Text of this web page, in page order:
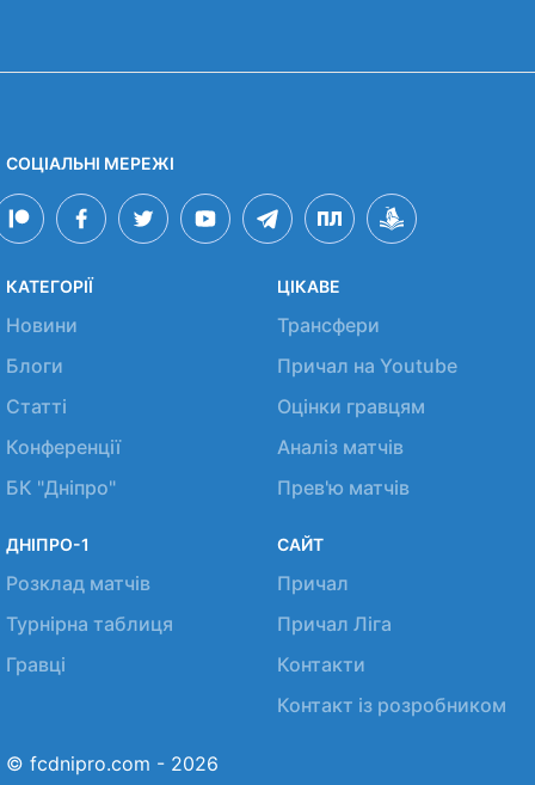
СОЦІАЛЬНІ МЕРЕЖІ
КАТЕГОРІЇ
Новини
Блоги
Статті
Конференції
БК "Дніпро"
ЦІКАВЕ
Трансфери
Причал на Youtube
Оцінки гравцям
Аналіз матчів
Прев'ю матчів
ДНІПРО-1
Розклад матчів
Турнірна таблиця
Гравці
САЙТ
Причал
Причал Ліга
Контакти
Контакт із розробником
© fcdnipro.com - 2026